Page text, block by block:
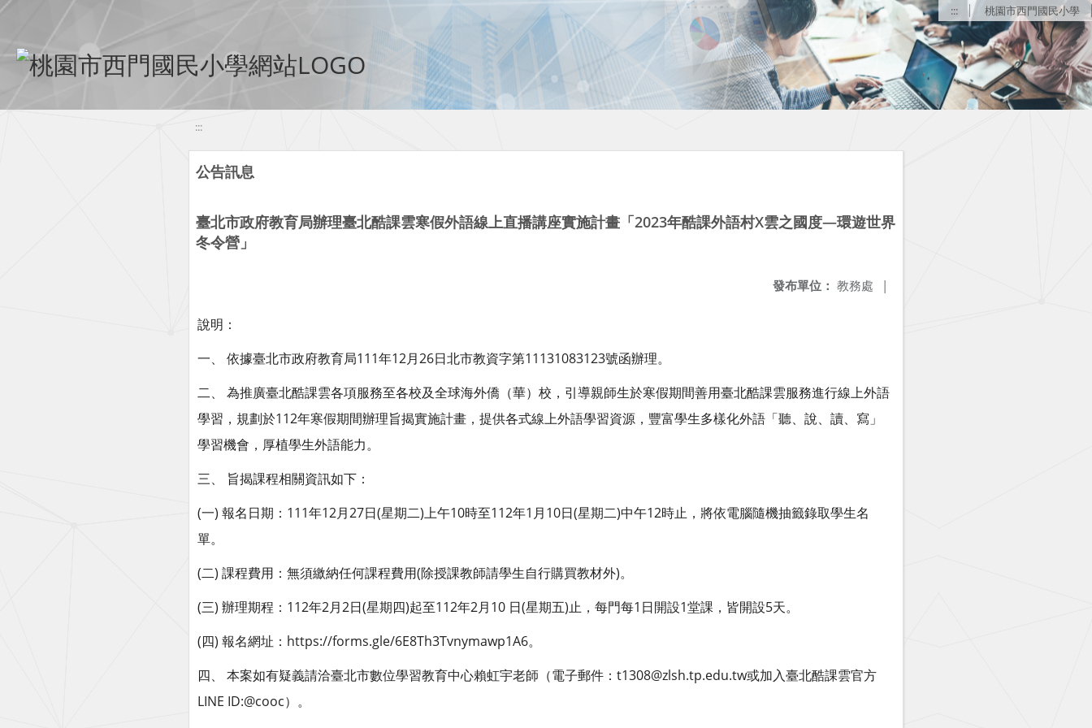
移至網頁之主要內容區位置 ::: 桃園市西門國民小學
:::
公告訊息
臺北市政府教育局辦理臺北酷課雲寒假外語線上直播講座實施計畫「2023年酷課外語村X雲之國度—環遊世界
冬令營」
發布單位： 教務處 |
說明：
一、 依據臺北市政府教育局111年12月26日北市教資字第11131083123號函辦理。
二、 為推廣臺北酷課雲各項服務至各校及全球海外僑（華）校，引導親師生於寒假期間善用臺北酷課雲服務進行線上外語
學習，規劃於112年寒假期間辦理旨揭實施計畫，提供各式線上外語學習資源，豐富學生多樣化外語「聽、說、讀、寫」
學習機會，厚植學生外語能力。
三、 旨揭課程相關資訊如下：
(一) 報名日期：111年12月27日(星期二)上午10時至112年1月10日(星期二)中午12時止，將依電腦隨機抽籤錄取學生名
單。
(二) 課程費用：無須繳納任何課程費用(除授課教師請學生自行購買教材外)。
(三) 辦理期程：112年2月2日(星期四)起至112年2月10 日(星期五)止，每門每1日開設1堂課，皆開設5天。
(四) 報名網址：https://forms.gle/6E8Th3Tvnymawp1A6。
四、 本案如有疑義請洽臺北市數位學習教育中心賴虹宇老師（電子郵件：t1308@zlsh.tp.edu.tw或加入臺北酷課雲官方
LINE ID:@cooc）。